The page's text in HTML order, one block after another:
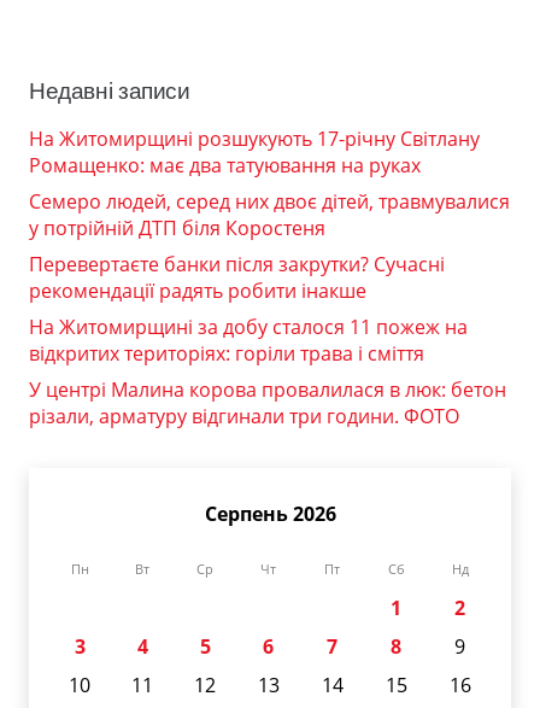
Недавні записи
На Житомирщині розшукують 17-річну Світлану
Ромащенко: має два татуювання на руках
Семеро людей, серед них двоє дітей, травмувалися
у потрійній ДТП біля Коростеня
Перевертаєте банки після закрутки? Сучасні
рекомендації радять робити інакше
На Житомирщині за добу сталося 11 пожеж на
відкритих територіях: горіли трава і сміття
У центрі Малина корова провалилася в люк: бетон
різали, арматуру відгинали три години. ФОТО
Серпень 2026
Пн Вт Ср Чт Пт Сб Нд
1
2
3
4 5 6 7 8
9
10
11 12 13 14 15
16